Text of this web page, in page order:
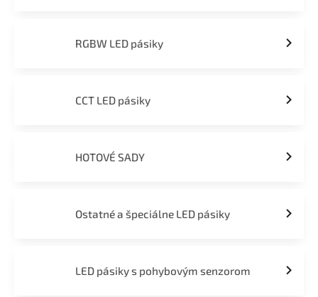
RGBW LED pásiky
CCT LED pásiky
HOTOVÉ SADY
Ostatné a špeciálne LED pásiky
LED pásiky s pohybovým senzorom